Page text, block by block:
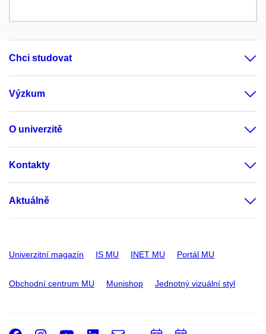
Chci studovat
Výzkum
O univerzitě
Kontakty
Aktuálně
Univerzitní magazín IS MU INET MU Portál MU
Obchodní centrum MU Munishop Jednotný vizuální styl